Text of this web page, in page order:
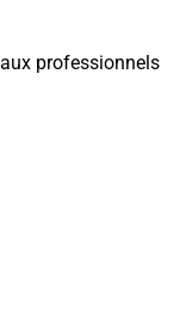
professionnels